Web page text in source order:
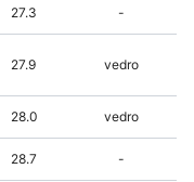
27.3 -
27.9 vedro
28.0 vedro
28.7 -